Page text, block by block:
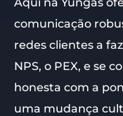
comunicação
redes clientes a
NPS, o PEX, e se
honesta com a
uma mudança